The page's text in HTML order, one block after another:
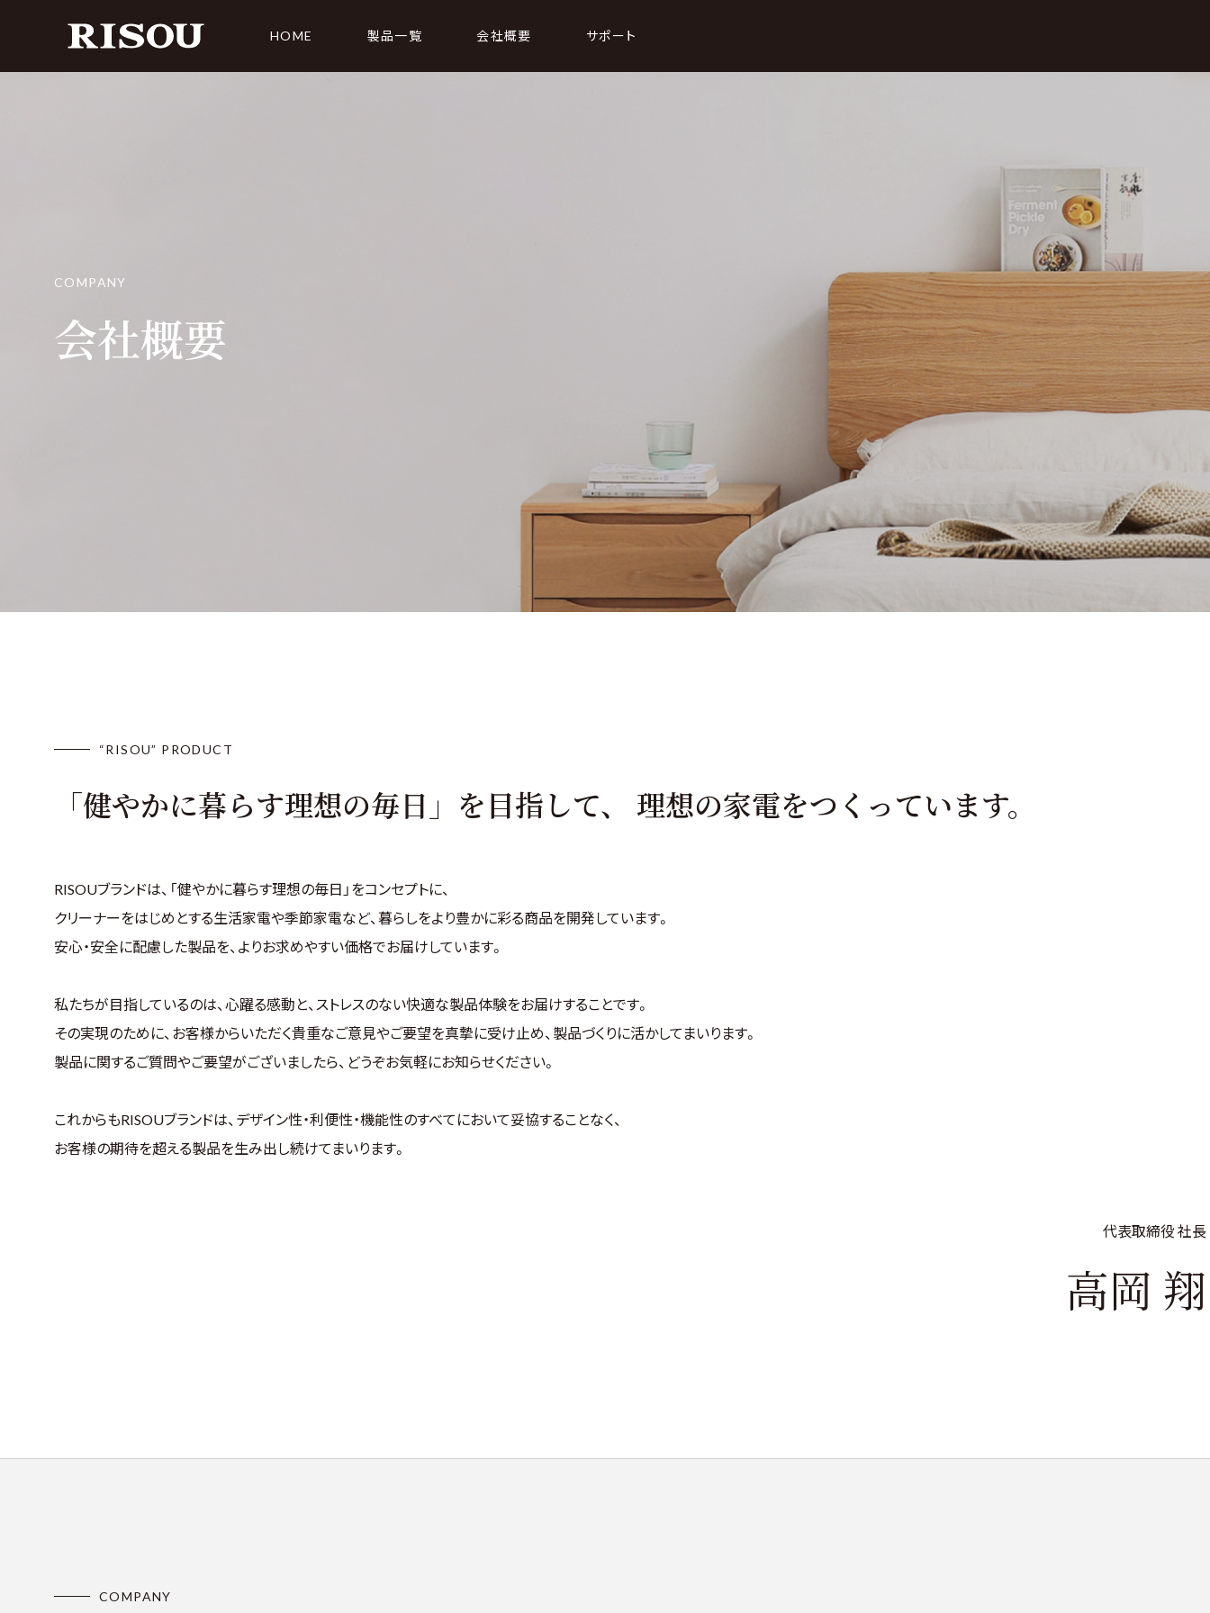
HOME 製品一覧
RS-018 掃除機
RS-011 クリーナースタンド
Coming soon
会社概要 サポート
COMPANY
会社概要
“RISOU” PRODUCT
「健やかに暮らす理想の毎日」を目指して、 理想の家電をつくっています。
RISOUブランドは、「健やかに暮らす理想の毎日」をコンセプトに、
クリーナーをはじめとする生活家電や季節家電など、暮らしをより豊かに彩る商品を開発しています。
安心・安全に配慮した製品を、よりお求めやすい価格でお届けしています。
私たちが目指しているのは、心躍る感動と、ストレスのない快適な製品体験をお届けすることです。
その実現のために、お客様からいただく貴重なご意見やご要望を真摯に受け止め、製品づくりに活かしてまいります。
製品に関するご質問やご要望がございましたら、どうぞお気軽にお知らせください。
これからもRISOUブランドは、デザイン性・利便性・機能性のすべてにおいて妥協することなく、
お客様の期待を超える製品を生み出し続けてまいります。
代表取締役 社長
高岡 翔
COMPANY